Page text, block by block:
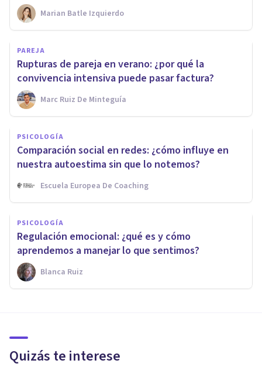
Marian Batle Izquierdo
PAREJA
Rupturas de pareja en verano: ¿por qué la
convivencia intensiva puede pasar factura?
Marc Ruiz De Minteguía
PSICOLOGÍA
Comparación social en redes: ¿cómo influye en
nuestra autoestima sin que lo notemos?
Escuela Europea De Coaching
PSICOLOGÍA
Regulación emocional: ¿qué es y cómo
aprendemos a manejar lo que sentimos?
Blanca Ruiz
Quizás te interese